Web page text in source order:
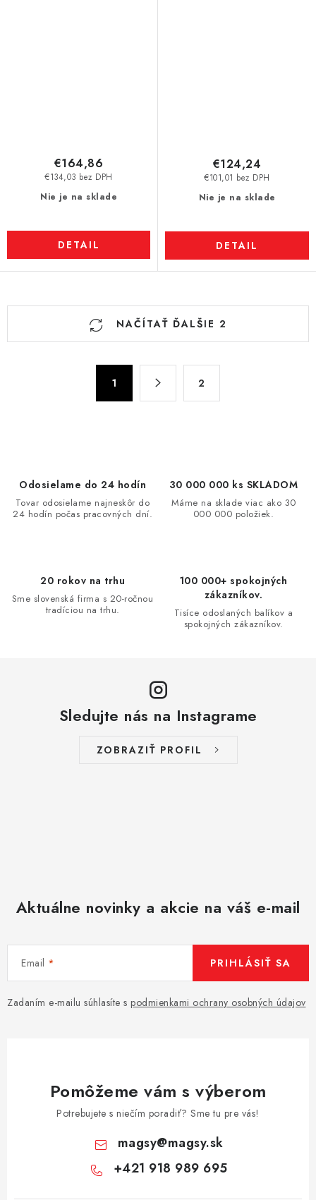
Nie je na sklade
€134,03 bez DPH
€164,86
DETAIL
Nie je na sklade
€101,01 bez DPH
€124,24
DETAIL
O
v
p
NAČÍTAŤ ĎALŠIE 2
a
1 2
Odosielame do 24 hodín
Tovar odosielame najneskôr do
24 hodín počas pracovných dní.
30 000 000 ks SKLADOM
Máme na sklade viac ako 30
000 000 položiek.
20 rokov na trhu
Sme slovenská firma s 20-ročnou
tradíciou na trhu.
100 000+ spokojných
zákazníkov.
Tisíce odoslaných balíkov a
spokojných zákazníkov.
Sledujte nás na Instagrame
ZOBRAZIŤ PROFIL
Aktuálne novinky a akcie na váš e-mail
Email
Zadaním e-mailu súhlasíte s podmienkami ochrany osobných údajov
PRIHLÁSIŤ SA
Pomôžeme vám s výberom
Potrebujete s niečím poradiť? Sme tu pre vás!
magsy@magsy.sk
+421 918 989 695